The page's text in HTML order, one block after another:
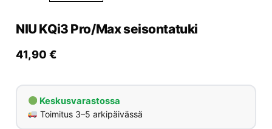
NIU KQi3 Pro/Max seisontatuki
41,90 €
Keskusvarastossa
Toimitus 3–5 arkipäivässä